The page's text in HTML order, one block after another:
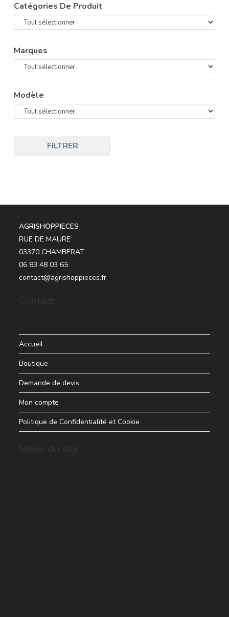
Catégories De Produit
Marques
Modèle
FILTRER
AGRISHOPPIECES
RUE DE MAURE
03370 CHAMBERAT
06 83 48 03 65
contact@agrishoppieces.fr
Accueil
Boutique
Demande de devis
Mon compte
Politique de Confidentialité et Cookie